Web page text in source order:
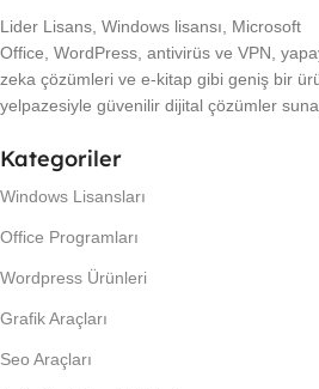
Lider Lisans, Windows lisansı, Microsoft
Office, WordPress, antivirüs ve VPN,
zeka çözümleri ve e-kitap gibi geniş bir
yelpazesiyle güvenilir dijital çözümler
Kategoriler
Windows Lisansları
Office Programları
Wordpress Ürünleri
Grafik Araçları
Seo Araçları